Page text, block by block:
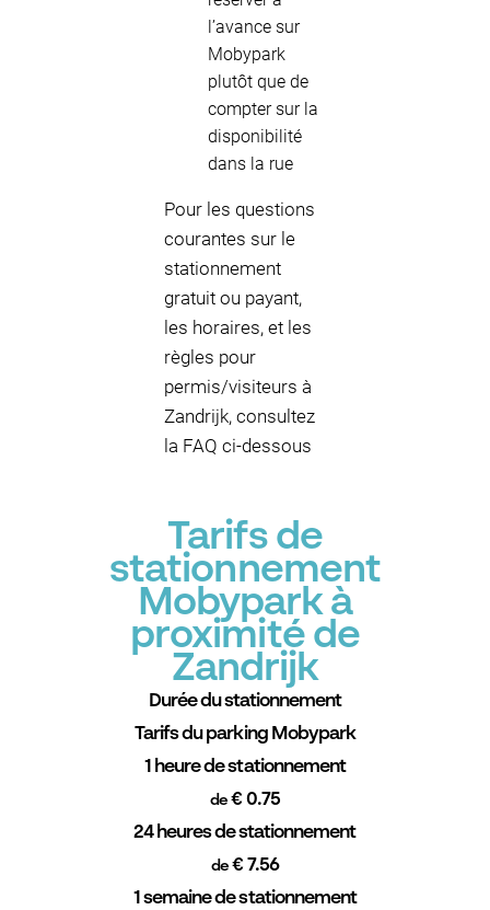
l’avance sur
Mobypark
plutôt que de
compter sur la
disponibilité
dans la rue
Pour les questions
courantes sur le
stationnement
gratuit ou payant,
les horaires, et les
règles pour
permis/visiteurs à
Zandrijk, consultez
la FAQ ci-dessous
Tarifs de
stationnement
Mobypark à
proximité de
Zandrijk
Durée du stationnement
Tarifs du parking Mobypark
1 heure de stationnement
de € 0.75
24 heures de stationnement
de € 7.56
1 semaine de stationnement